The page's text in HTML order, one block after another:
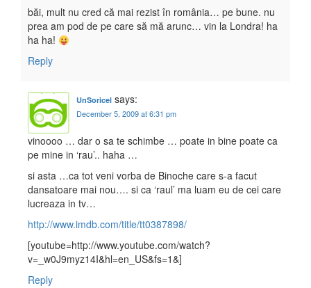
băi, mult nu cred că mai rezist în românia… pe bune. nu
prea am pod de pe care să mă arunc… vin la Londra! ha
ha ha!
Reply
UnSoricel says:
December 5, 2009 at 6:31 pm
vinoooo … dar o sa te schimbe … poate in bine poate ca
pe mine in ‘rau’.. haha …
si asta …ca tot veni vorba de Binoche care s-a facut
dansatoare mai nou…. si ca ‘raul’ ma luam eu de cei care
lucreaza in tv…
http://www.imdb.com/title/tt0387898/
[youtube=http://www.youtube.com/watch?
v=_w0J9myz14I&hl=en_US&fs=1&]
Reply